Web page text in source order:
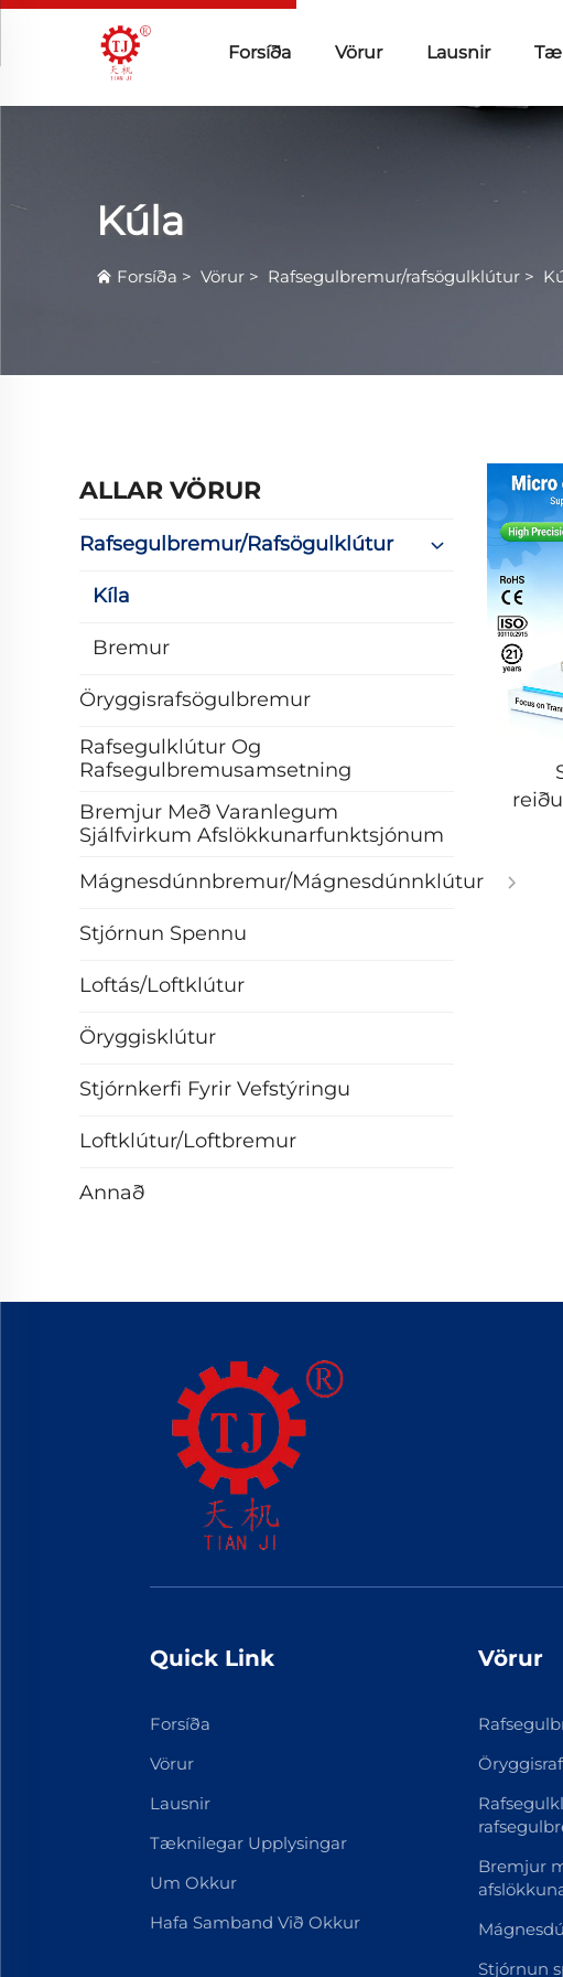
Forsíða Vörur Lausnir
Kúla
Forsíða > Vörur > Rafsegulbremur/rafsögulklútur >
ALLAR VÖRUR
Rafsegulbremur/rafsögulklútur
Kíla
Bremur
Öryggisrafsögulbremur
Rafsegulklútur Og
Rafsegulbremusamsetning
Bremjur Með Varanlegum
Sjálfvirkum Afslökkunarfunktsjónum
Mágnesdúnnbremur/mágnesdúnnklútur
Stjórnun Spennu
Loftás/loftklútur
Öryggisklútur
Stjórnkerfi Fyrir Vefstýringu
Loftklútur/loftbremur
Annað
Quick Link
Forsíða
Vörur
Lausnir
Tæknilegar Upplysingar
Um Okkur
Hafa Samband Við Okkur
Vörur
Bremjur
Stjórnun